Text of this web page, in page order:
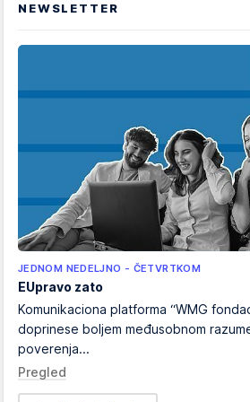
NEWSLETTER
JEDNOM NEDELJNO - ČETVRTKOM
EUpravo zato
Komunikaciona platforma “WMG
doprinese boljem međusobnom
poverenja...
Pregled